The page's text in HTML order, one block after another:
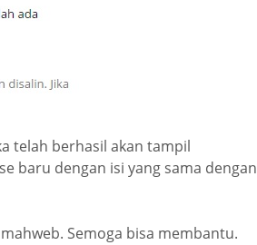
telah berhasil akan tampil
baru dengan isi yang sama dengan
Semoga bisa membantu.